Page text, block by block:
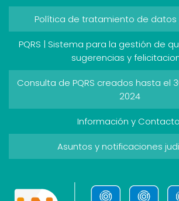
Política de tratamiento de datos
PQRS | Sistema para la gestión de
sugerencias y
Consulta de PQRS creados hasta el
2024
Información y
Asuntos y notificaciones